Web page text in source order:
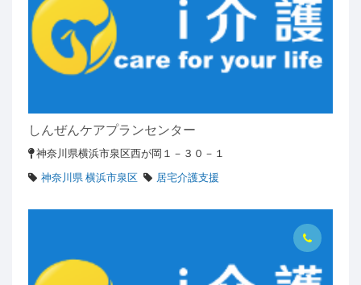
しんぜんケアプランセンター
神奈川県横浜市泉区西が岡１－３０－１
神奈川県 横浜市泉区
居宅介護支援